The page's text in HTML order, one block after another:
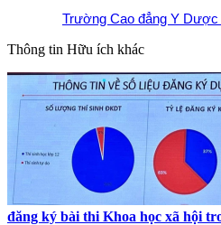
Trường Cao đẳng Y Dược
Thông tin Hữu ích khác
đăng ký bài thi Khoa học xã hội